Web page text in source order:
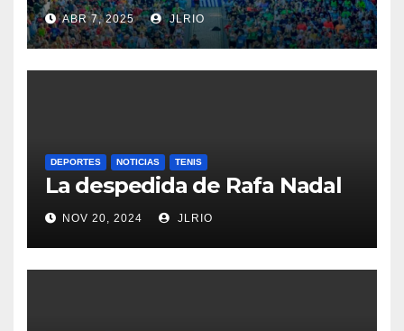
ABR 7, 2025 JLRIO
DEPORTES NOTICIAS TENIS
La despedida de Rafa Nadal
NOV 20, 2024 JLRIO